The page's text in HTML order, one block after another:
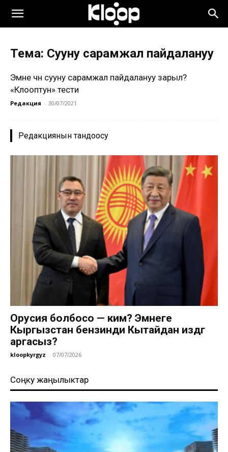
Тема: Сууну сарамжал пайдалануу
Эмне үчүн сууну сарамжал пайдалануу зарыл?
«Клооптун» тести
Редакция - 30/07/2021
Редакциянын тандоосу
Орусия болбосо — ким? Эмнеге
Кыргызстан бензинди Кытайдан издөөгө
аргасыз?
kloopkyrgyz - 07/07/2026
Соңку жаңылыктар